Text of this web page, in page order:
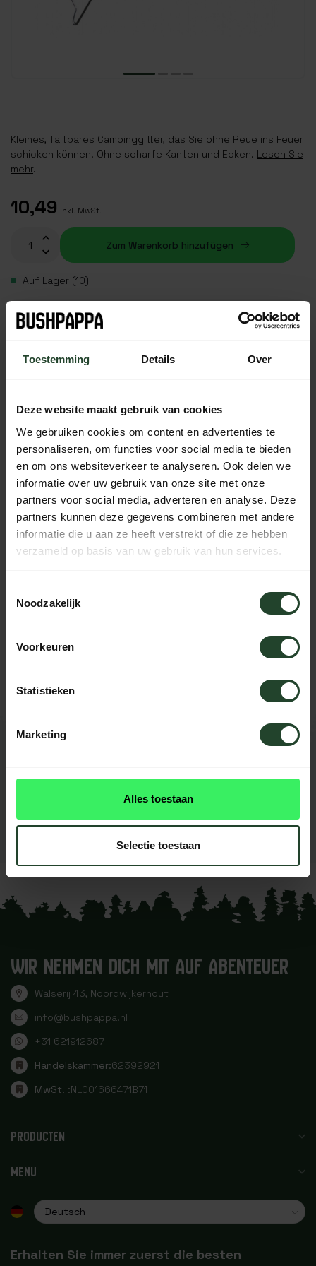
Toestemming Details Over
Deze website maakt gebruik van cookies
We gebruiken cookies om content en advertenties te
personaliseren, om functies voor social media te bieden
en om ons websiteverkeer te analyseren. Ook delen we
informatie over uw gebruik van onze site met onze
partners voor social media, adverteren en analyse. Deze
partners kunnen deze gegevens combineren met andere
informatie die u aan ze heeft verstrekt of die ze hebben
verzameld op basis van uw gebruik van hun services.
Noodzakelijk
Voorkeuren
Statistieken
Marketing
Alles toestaan
Selectie toestaan
Kleines, faltbares Campinggitter, das Sie ohne Reue ins Feuer
schicken können. Ohne scharfe Kanten und Ecken. Lesen Sie
mehr.
10,49 Inkl. MwSt.
Zum Warenkorb hinzufügen
Auf Lager (10)
Plaats je bestelling binnen
, dan wordt je
bestelling vandaag nog verzonden
Kostenloser Versand ab 90 € (NL, BE & DE)
14 Tage Bedenkzeit mit no-nonsense Rückgaberecht
selben Tag versandt.
Jeden Tag von 10:00 bis 20:00 Uhr per Chat, Telefon oder
E-Mail erreichbar.
PRODUKTBESCHREIBUNG
EIGENSCHAFTEN
Kontaktieren Sie uns, unsere Kollegen
Diese produkt had noch
keine reviews
WIR NEHMEN DICH MIT AUF ABENTEUER
Walserij 43, Noordwijkerhout
info@bushpappa.nl
+31 621912687
Handelskammer:62392921
MwSt. :NL001666471B71
PRODUCTEN
MENU
Erhalten Sie immer zuerst die besten